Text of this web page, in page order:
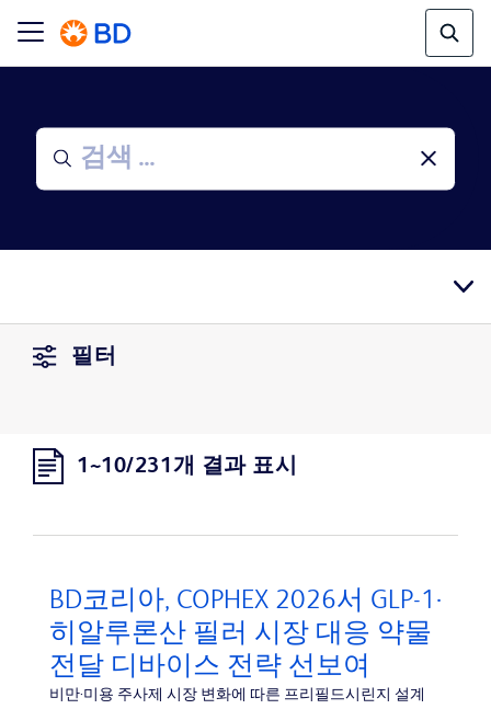
필터
1~10/231개 결과 표시
BD코리아, COPHEX 2026서 GLP-1·
히알루론산 필러 시장 대응 약물
전달 디바이스 전략 선보여
비만·미용 주사제 시장 변화에 따른 프리필드시린지 설계